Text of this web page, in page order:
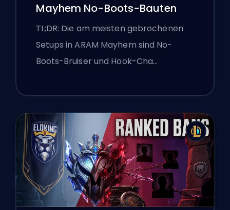
Mayhem No-Boots-Bauten
TL;DR: Die am meisten gebrochenen
Setups in ARAM Mayhem sind No-
Boots-Bruiser und Hook-Cha…